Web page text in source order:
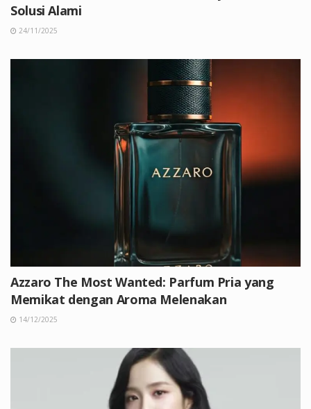
Solusi Alami
24/11/2025
Azzaro The Most Wanted: Parfum Pria yang
Memikat dengan Aroma Melenakan
14/12/2025